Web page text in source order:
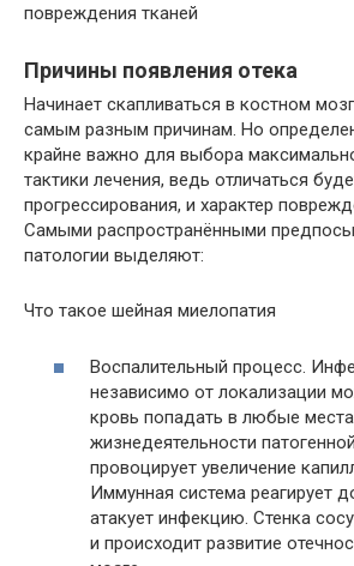
повреждения тканей
Причины появления отека
Начинает скапливаться в костном
самым разным причинам. Но
крайне важно для выбора
тактики лечения, ведь отличаться
прогрессирования, и характер
Самыми распространёнными
патологии выделяют:
Что такое шейная миелопатия
Воспалительный процесс.
независимо от локализации
кровь попадать в любые
жизнедеятельности
провоцирует увеличение
Иммунная система реагирует
атакует инфекцию. Стенка
и происходит развитие